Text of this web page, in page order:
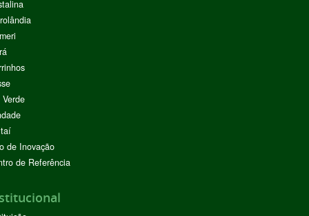
de Inovação
de Referência